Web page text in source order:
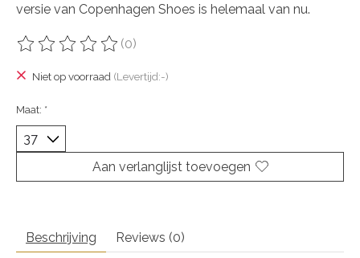
versie van Copenhagen Shoes is helemaal van nu.
De beoordeling van dit product is
(0)
Niet op voorraad (Levertijd:-)
Maat: *
Aan verlanglijst toevoegen
Beschrijving Reviews (0)